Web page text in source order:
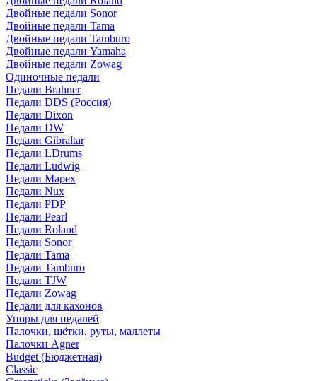
Двойные педали Sonor
Двойные педали Tama
Двойные педали Tamburo
Двойные педали Yamaha
Двойные педали Zowag
Одиночные педали
Педали Brahner
Педали DDS (Россия)
Педали Dixon
Педали DW
Педали Gibraltar
Педали LDrums
Педали Ludwig
Педали Mapex
Педали Nux
Педали PDP
Педали Pearl
Педали Roland
Педали Sonor
Педали Tama
Педали Tamburo
Педали TJW
Педали Zowag
Педали для кахонов
Упоры для педалей
Палочки, щётки, руты, маллеты
Палочки Agner
Budget (Бюджетная)
Classic